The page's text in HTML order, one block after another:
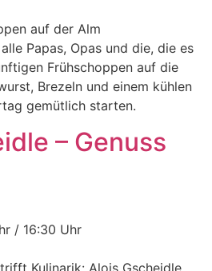
auf der Alm
Papas, Opas und die, die es
Frühschoppen auf die
Brezeln und einem kühlen
gemütlich starten.
– Genuss
/ 16:30 Uhr
Kulinarik: Alois Gscheidle